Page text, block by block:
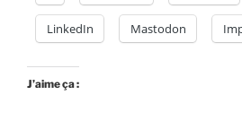
LinkedIn Mastodon
J’aime ça :